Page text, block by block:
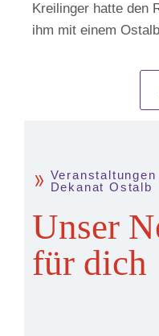
Kreilinger hatte den
ihm mit einem
Dekanat Ostalb
Unser
für dich